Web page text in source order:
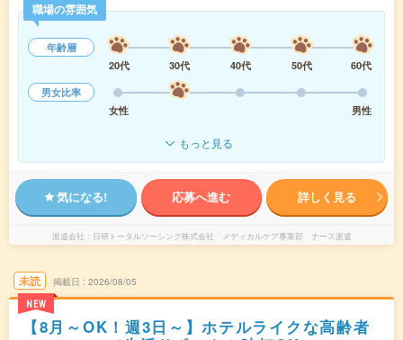
職場の雰囲気
年齢層
20代
30代 40代 50代
60代
男女比率
女性
男性
もっと見る
気になる! 応募へ進む 詳しく見る
派遣会社 日研トータルソーシング株式会社 メディカルケア事業部 ナース派遣
未読
NEW
掲載日 2026/08/05
【8月～OK！週3日～】ホテルライクな高齢者